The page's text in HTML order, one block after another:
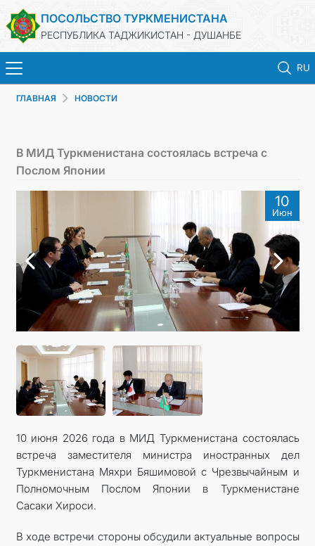
ПОСОЛЬСТВО ТУРКМЕНИСТАНА
РЕСПУБЛИКА ТАДЖИКИСТАН - ДУШАНБЕ
RU
МИД
КОНТАКТНЫЕ ДАННЫЕ
ГЛАВНАЯ НОВОСТИ
В МИД Туркменистана состоялась встреча с
Послом Японии
10
Июн
10 июня 2026 года в МИД Туркменистана состоялась
встреча заместителя министра иностранных дел
Туркменистана Мяхри Бяшимовой с Чрезвычайным и
Полномочным Послом Японии в Туркменистане
Сасаки Хироси.
В ходе встречи стороны обсудили актуальные вопросы